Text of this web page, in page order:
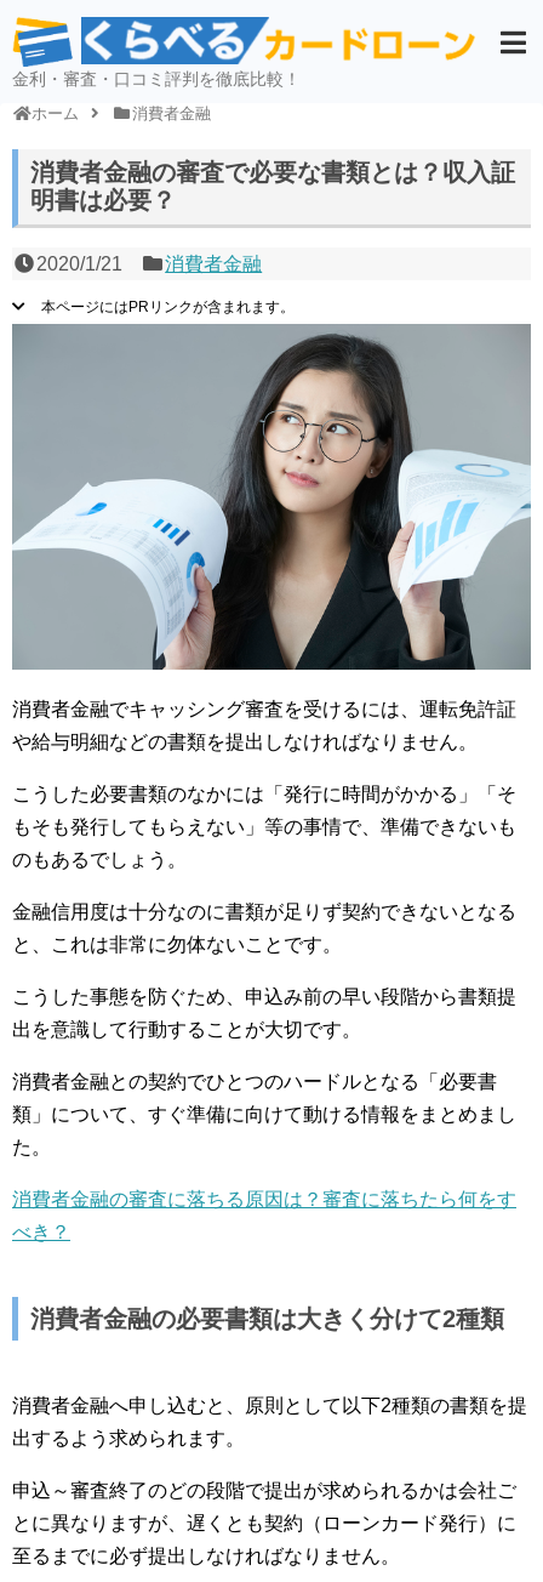
金利・審査・口コミ評判を徹底比較！
ホーム 消費者金融
消費者金融の審査で必要な書類とは？収入証
明書は必要？
2020/1/21 消費者金融
本ページにはPRリンクが含まれます。
消費者金融でキャッシング審査を受けるには、運転免許証
や給与明細などの書類を提出しなければなりません。
こうした必要書類のなかには「発行に時間がかかる」「そ
もそも発行してもらえない」等の事情で、準備できないも
のもあるでしょう。
金融信用度は十分なのに書類が足りず契約できないとなる
と、これは非常に勿体ないことです。
こうした事態を防ぐため、申込み前の早い段階から書類提
出を意識して行動することが大切です。
消費者金融との契約でひとつのハードルとなる「必要書
類」について、すぐ準備に向けて動ける情報をまとめまし
た。
消費者金融の審査に落ちる原因は？審査に落ちたら何をす
べき？
消費者金融の必要書類は大きく分けて2種類
消費者金融へ申し込むと、原則として以下2種類の書類を提
出するよう求められます。
申込～審査終了のどの段階で提出が求められるかは会社ご
とに異なりますが、遅くとも契約（ローンカード発行）に
至るまでに必ず提出しなければなりません。